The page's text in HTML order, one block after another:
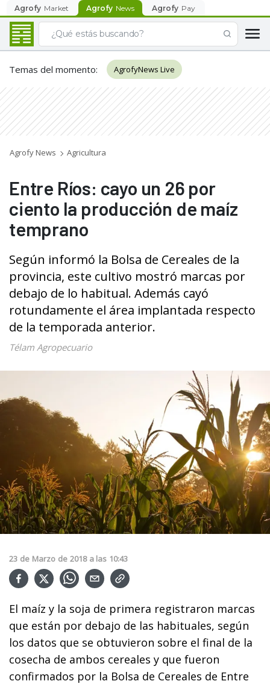
Agrofy Market Agrofy News Agrofy Pay
Temas del momento: AgrofyNews Live
Agrofy News Agricultura
Entre Ríos: cayo un 26 por
ciento la producción de maíz
temprano
Según informó la Bolsa de Cereales de la
provincia, este cultivo mostró marcas por
debajo de lo habitual. Además cayó
rotundamente el área implantada respecto
de la temporada anterior.
Télam Agropecuario
23 de Marzo de 2018 a las 10:43
El maíz y la soja de primera registraron marcas
que están por debajo de las habituales, según
los datos que se obtuvieron sobre el final de la
cosecha de ambos cereales y que fueron
confirmados por la Bolsa de Cereales de Entre